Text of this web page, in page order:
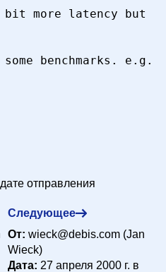
apache authentication
28
more latency but
some benchmarks.
отправления
Следующее
От: wieck@debis.com (Jan
Wieck)
Дата: 27 апреля 2000 г. в